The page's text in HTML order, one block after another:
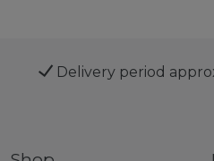
Delivery period